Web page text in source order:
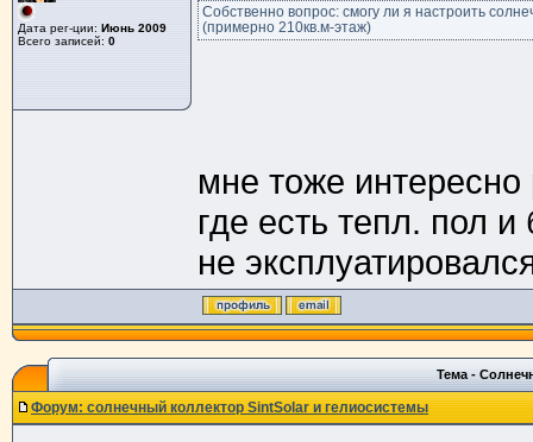
Дата рег-ции: Июнь 2009
Всего записей: 0
Собственно вопрос: смогу ли я настроить
(примерно 210кв.м-этаж)
мне тоже
где есть тепл. пол
не
Тема -
Форум: солнечный коллектор SintSolar и гелиосистемы